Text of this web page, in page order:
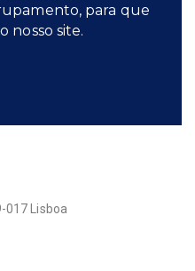
para que
nosso site.
017 Lisboa